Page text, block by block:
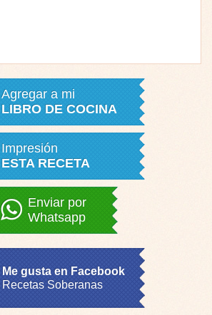
Agregar a mi
LIBRO DE COCINA
Impresión
ESTA RECETA
Enviar por
Whatsapp
Me gusta en Facebook
Recetas Soberanas